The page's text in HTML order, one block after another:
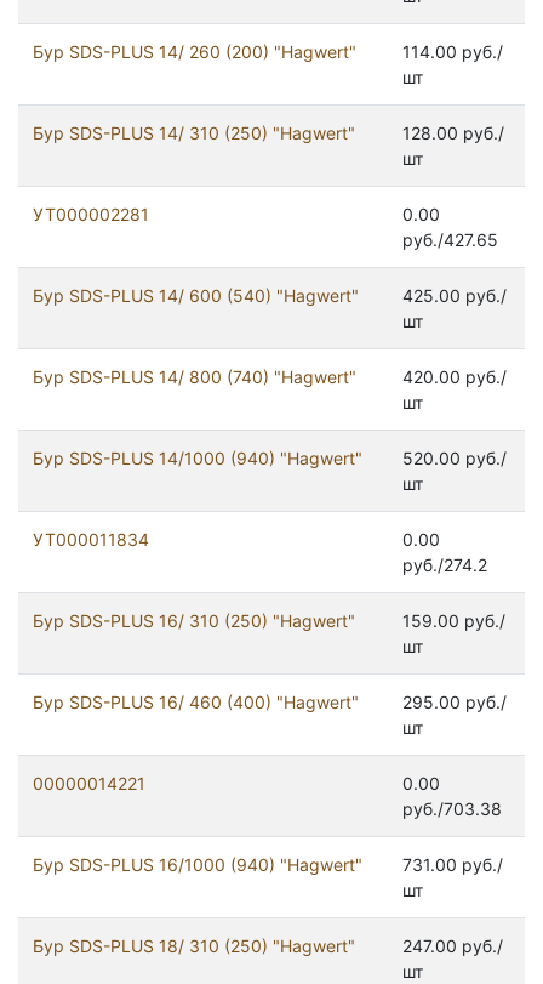
Бур SDS-PLUS 14/ 260 (200) "Hagwert"
114.00 руб./
шт
Бур SDS-PLUS 14/ 310 (250) "Hagwert"
128.00 руб./
шт
УТ000002281
0.00
руб./427.65
Бур SDS-PLUS 14/ 600 (540) "Hagwert"
425.00 руб./
шт
Бур SDS-PLUS 14/ 800 (740) "Hagwert"
420.00 руб./
шт
Бур SDS-PLUS 14/1000 (940) "Hagwert"
520.00 руб./
шт
УТ000011834
0.00
руб./274.2
Бур SDS-PLUS 16/ 310 (250) "Hagwert"
159.00 руб./
шт
Бур SDS-PLUS 16/ 460 (400) "Hagwert"
295.00 руб./
шт
00000014221
0.00
руб./703.38
Бур SDS-PLUS 16/1000 (940) "Hagwert"
731.00 руб./
шт
Бур SDS-PLUS 18/ 310 (250) "Hagwert"
247.00 руб./
шт